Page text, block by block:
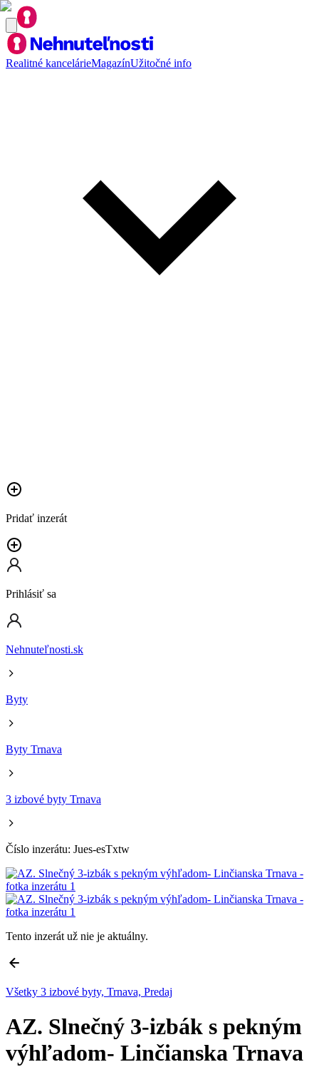
Realitné kancelárieMagazínUžitočné info
Pridať inzerát
Prihlásiť sa
Nehnuteľnosti.sk
Byty
Byty Trnava
3 izbové byty Trnava
Číslo inzerátu: Jues-esTxtw
Tento inzerát už nie je aktuálny.
Všetky 3 izbové byty, Trnava, Predaj
AZ. Slnečný 3-izbák s pekným
výhľadom- Linčianska Trnava